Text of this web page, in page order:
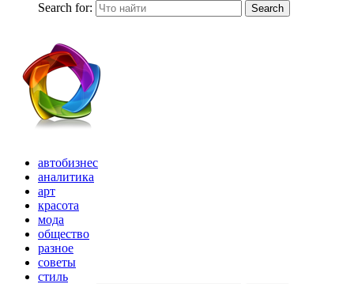
Search for:
Search
автобизнес
аналитика
арт
красота
мода
общество
разное
советы
стиль